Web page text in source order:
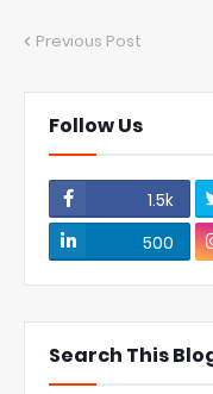
Previous Post
Follow Us
1.5k
500
Search This